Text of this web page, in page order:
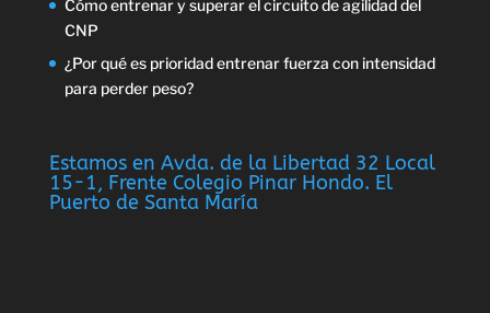
Cómo entrenar y superar el circuito de agilidad del
CNP
¿Por qué es prioridad entrenar fuerza con intensidad
para perder peso?
Estamos en Avda. de la Libertad 32 Local
15-1, Frente Colegio Pinar Hondo. El
Puerto de Santa María